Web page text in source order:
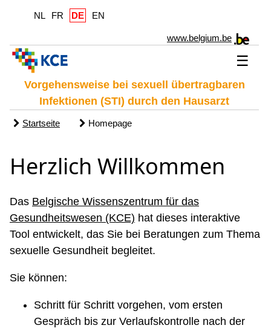
NL FR DE EN
www.belgium.be
☰
Vorgehensweise bei sexuell übertragbaren
Infektionen (STI) durch den Hausarzt
Startseite Homepage
Herzlich Willkommen
Das Belgische Wissenszentrum für das
Gesundheitswesen (KCE) hat dieses interaktive
Tool entwickelt, das Sie bei Beratungen zum Thema
sexuelle Gesundheit begleitet.
Sie können:
Schritt für Schritt vorgehen, vom ersten
Gespräch bis zur Verlaufskontrolle nach der